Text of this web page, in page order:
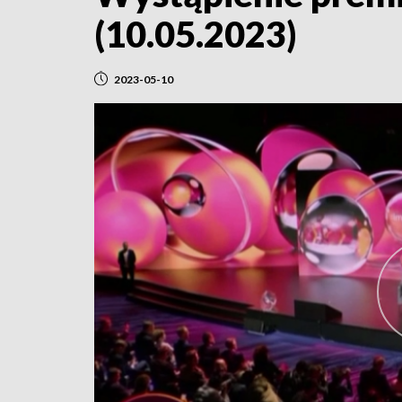
(10.05.2023)
2023-05-10